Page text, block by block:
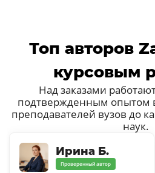
Топ авторов
курсовым
Над заказами
подтвержденным опытом
преподавателей вузов до
наук.
Ирина Б.
Проверенный автор